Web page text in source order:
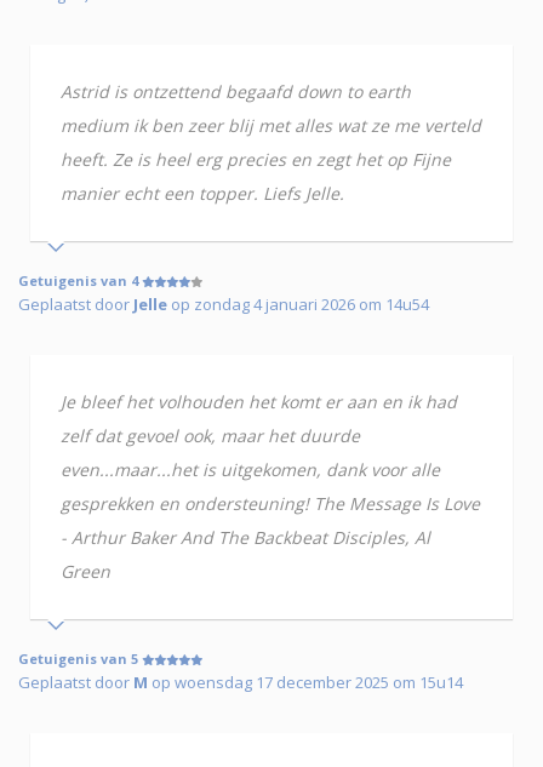
Astrid is ontzettend begaafd down to earth
medium ik ben zeer blij met alles wat ze me verteld
heeft. Ze is heel erg precies en zegt het op Fijne
manier echt een topper. Liefs Jelle.
Getuigenis van 4
Geplaatst door Jelle op zondag 4 januari 2026 om 14u54
Je bleef het volhouden het komt er aan en ik had
zelf dat gevoel ook, maar het duurde
even...maar...het is uitgekomen, dank voor alle
gesprekken en ondersteuning! The Message Is Love
- Arthur Baker And The Backbeat Disciples, Al
Green
Getuigenis van 5
Geplaatst door M op woensdag 17 december 2025 om 15u14